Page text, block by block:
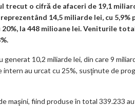
p
m
o
o
m
ar
o cifră de afaceri de 19,1
14,5 miliarde lei, cu 5,9%
la 448 milioane lei. Veniturile
generat 10,2 miliarde lei, din care 9
au urcat cu 25%, susţinute de
maşini, fiind produse în total 339.233